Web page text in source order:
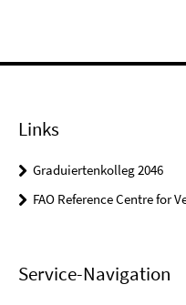
Links
Graduiertenkolleg 2046
FAO Reference Centre for
Service-Navigation